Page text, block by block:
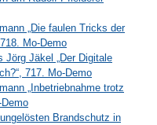
„Die faulen Tricks der
Mo-Demo
Jörg Jäkel „Der Digitale
717. Mo-Demo
„Inbetriebnahme trotz
Brandschutz in